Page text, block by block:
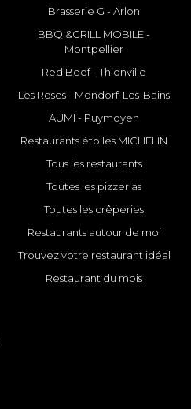
Brasserie G - Arlon
BBQ &GRILL MOBILE -
Montpellier
Red Beef - Thionville
Les Roses - Mondorf-Les-Bains
AUMI - Puymoyen
Restaurants étoilés MICHELIN
Tous les restaurants
Toutes les pizzerias
Toutes les crêperies
Restaurants autour de moi
Trouvez votre restaurant idéal
Restaurant du mois